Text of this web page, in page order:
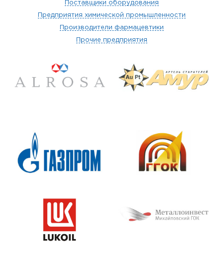
Поставщики оборудования
Предприятия химической промышленности
Производители фармацевтики
Прочие предприятия